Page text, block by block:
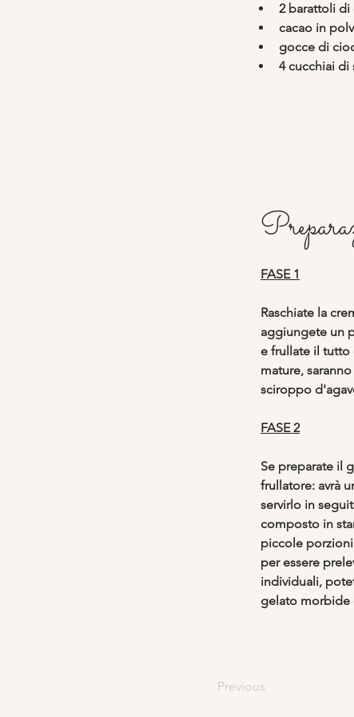
2 barattoli di
cacao in
gocce di
4 cucchiai
FASE 1
Raschiate la
aggiungete un
e frullate il tutto
mature,
sciroppo
FASE 2
Se preparate il
frullatore: avrà
servirlo in
composto in
piccole
per essere
individuali,
gelato morbide
Previous